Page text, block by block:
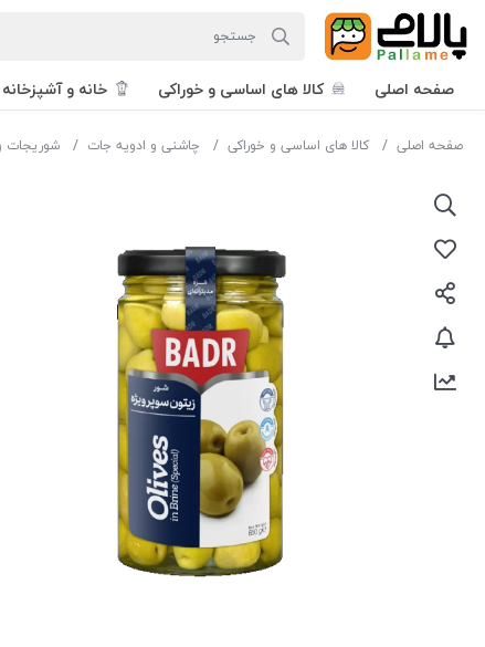
صفحه اصلی کالا های اساسی و خوراکی خانه و آشپزخانه
صفحه اصلی کالا های اساسی و خوراکی چاشنی و ادویه جات شوریجات